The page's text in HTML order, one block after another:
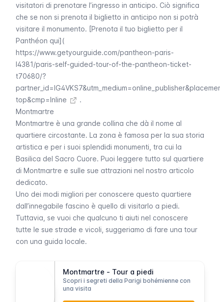
visitatori di prenotare l’ingresso in anticipo. Ciò significa
che se non si prenota il biglietto in anticipo non si potrà
visitare il monumento. [Prenota il tuo biglietto per il
Panthéon qui](
https://www.getyourguide.com/pantheon-paris-
l4381/paris-self-guided-tour-of-the-pantheon-ticket-
t70680/?
top&cmp=Inline
.
Montmartre
Montmartre è una grande collina che dà il nome al
quartiere circostante. La zona è famosa per la sua storia
artistica e per i suoi splendidi monumenti, tra cui la
Basilica del Sacro Cuore. Puoi leggere tutto sul quartiere
di Montmartre e sulle sue attrazioni nel nostro articolo
dedicato.
Uno dei modi migliori per conoscere questo quartiere
dall’innegabile fascino è quello di visitarlo a piedi.
Tuttavia, se vuoi che qualcuno ti aiuti nel conoscere
tutte le sue strade e vicoli, suggeriamo di fare una tour
con una guida locale.
Montmartre - Tour a piedi
Scopri i segreti della Parigi bohémienne con
una visita